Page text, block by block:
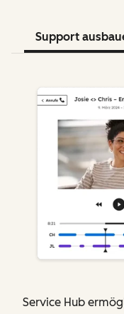
Support
Service Hub